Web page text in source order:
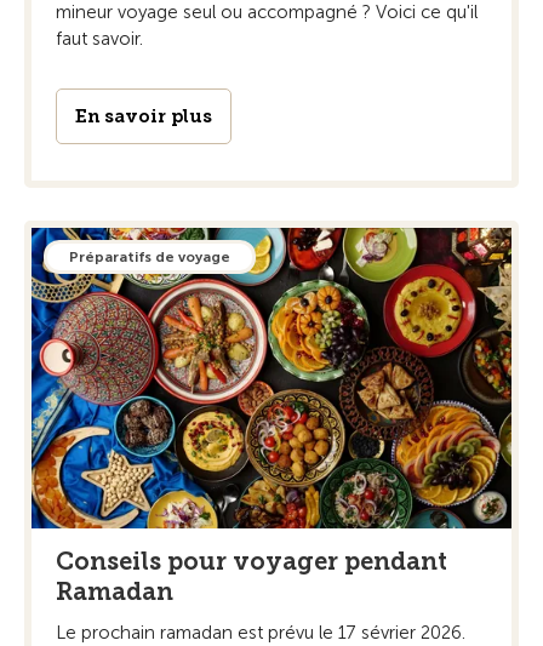
mineur voyage seul ou accompagné ? Voici ce qu'il
faut savoir.
En savoir plus
Préparatifs de voyage
Conseils pour voyager pendant
Ramadan
Le prochain ramadan est prévu le 17 sévrier 2026.